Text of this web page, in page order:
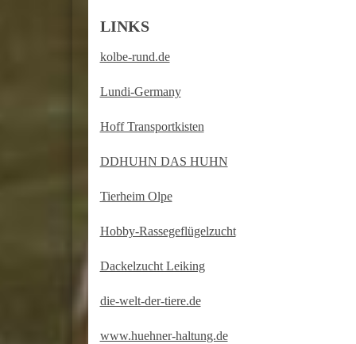
LINKS
kolbe-rund.de
Lundi-Germany
Hoff Transportkisten
DDHUHN DAS HUHN
Tierheim Olpe
Hobby-Rassegeflügelzucht
Dackelzucht Leiking
die-welt-der-tiere.de
www.huehner-haltung.de